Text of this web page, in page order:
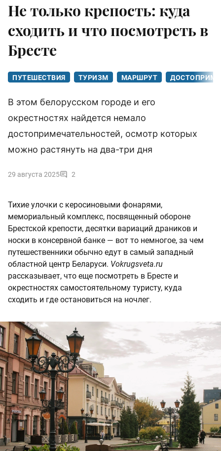
Не только крепость: куда
сходить и что посмотреть в
Бресте
ПУТЕШЕСТВИЯ ТУРИЗМ МАРШРУТ
В этом белорусском городе и его
окрестностях найдется немало
достопримечательностей, осмотр которых
можно растянуть на два-три дня
29 августа 2025 2
Тихие улочки с керосиновыми фонарями,
мемориальный комплекс, посвященный обороне
Брестской крепости, десятки вариаций драников и
носки в консервной банке — вот то немногое, за чем
путешественники обычно едут в самый западный
областной центр Беларуси. Vokrugsveta.ru
рассказывает, что еще посмотреть в Бресте и
окрестностях самостоятельному туристу, куда
сходить и где остановиться на ночлег.